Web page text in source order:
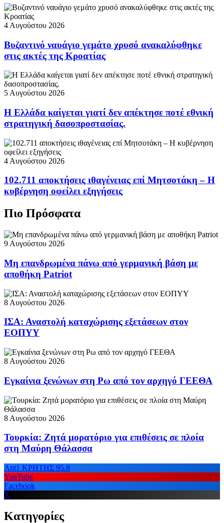
4 Αυγούστου 2026
Βυζαντινό ναυάγιο γεμάτο χρυσό ανακαλύφθηκε
στις ακτές της Κροατίας
5 Αυγούστου 2026
Η Ελλάδα καίγεται γιατί δεν απέκτησε ποτέ εθνική
στρατηγική δασοπροστασίας.
4 Αυγούστου 2026
102.711 αποκτήσεις ιθαγένειας επί Μητσοτάκη – Η
κυβέρνηση οφείλει εξηγήσεις
Πιο Πρόσφατα
9 Αυγούστου 2026
Μη επανδρωμένα πάνω από γερμανική βάση με
αποθήκη Patriot
8 Αυγούστου 2026
ΙΣΑ: Αναστολή καταχώρισης εξετάσεων στον
ΕΟΠΥΥ
8 Αυγούστου 2026
Εγκαίνια ξενώνων στη Ρω από τον αρχηγό ΓΕΕΘΑ
8 Αυγούστου 2026
Τουρκία: Ζητά μορατόριο για επιθέσεις σε πλοία
στη Μαύρη Θάλασσα
Ant1 ΚΡΗΤΗΣ 95.8
YouTube
Facebook
X
Κατηγορίες